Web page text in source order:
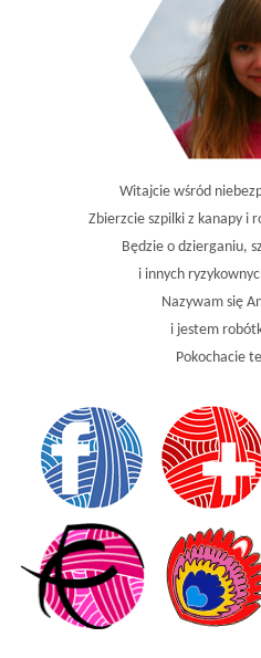
Witajcie wśród
Zbierzcie szpilki z kanapy i
Będzie o dzierganiu,
i innych
Nazywam się
i jestem
Pokochacie